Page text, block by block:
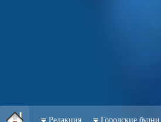
Редакция Городские будни